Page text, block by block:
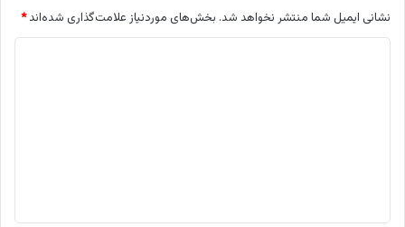
نشانی ایمیل شما منتشر نخواهد شد. بخش‌های موردنیاز علامت‌گذاری شده‌اند*